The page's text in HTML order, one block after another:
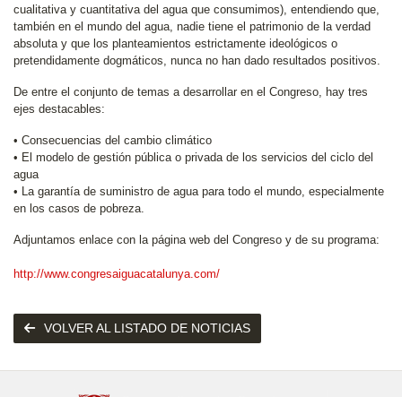
cualitativa y cuantitativa del agua que consumimos), entendiendo que,
también en el mundo del agua, nadie tiene el patrimonio de la verdad
absoluta y que los planteamientos estrictamente ideológicos o
pretendidamente dogmáticos, nunca no han dado resultados positivos.
De entre el conjunto de temas a desarrollar en el Congreso, hay tres
ejes destacables:
• Consecuencias del cambio climático
• El modelo de gestión pública o privada de los servicios del ciclo del
agua
• La garantía de suministro de agua para todo el mundo, especialmente
en los casos de pobreza.
Adjuntamos enlace con la página web del Congreso y de su programa:
http://www.congresaiguacatalunya.com/
VOLVER AL LISTADO DE NOTICIAS